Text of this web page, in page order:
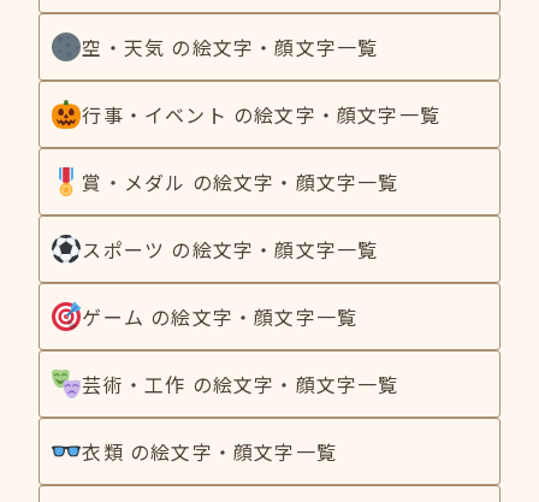
空・天気 の絵文字・顔文字一覧
行事・イベント の絵文字・顔文字一覧
賞・メダル の絵文字・顔文字一覧
スポーツ の絵文字・顔文字一覧
ゲーム の絵文字・顔文字一覧
芸術・工作 の絵文字・顔文字一覧
衣類 の絵文字・顔文字一覧